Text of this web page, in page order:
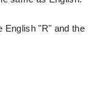
English "R" and the